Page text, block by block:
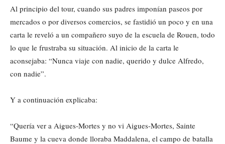
Al principio del tour, cuando sus padres imponían paseos por
mercados o por diversos comercios, se fastidió un poco y en una
carta le reveló a un compañero suyo de la escuela de Rouen, todo
lo que le frustraba su situación. Al inicio de la carta le
aconsejaba: “Nunca viaje con nadie, querido y dulce Alfredo,
con nadie”.
Y a continuación explicaba:
“Quería ver a Aigues-Mortes y no vi Aigues-Mortes, Sainte
Baume y la cueva donde lloraba Maddalena, el campo de batalla